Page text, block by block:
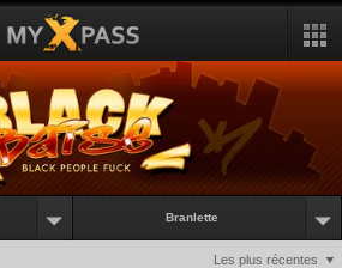
Branlette
Les plus récentes